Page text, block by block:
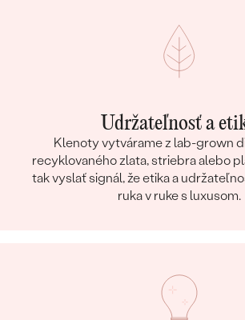
Udržateľnosť a
Klenoty vytvárame z lab-grown
recyklovaného zlata, striebra alebo
tak vyslať signál, že etika a
ruka v ruke s luxusom.